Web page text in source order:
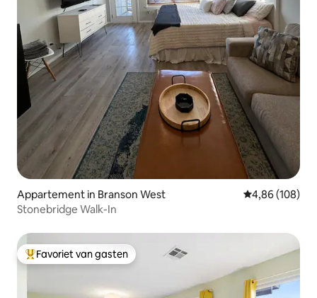
Appartement in Branson West Gemiddelde
4,86 (108)
Stonebridge Walk-In
Topfavoriet van gasten
Favoriet van gasten